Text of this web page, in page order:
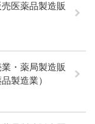
医薬品製造販
・薬局製造販
製造業）